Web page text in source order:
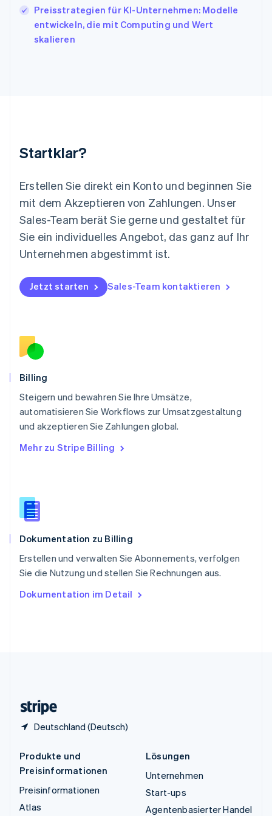
Preisstrategien für KI-Unternehmen: Modelle
entwickeln, die mit Computing und Wert
skalieren
Startklar?
Erstellen Sie direkt ein Konto und beginnen Sie
mit dem Akzeptieren von Zahlungen. Unser
Sales-Team berät Sie gerne und gestaltet für
Sie ein individuelles Angebot, das ganz auf Ihr
Unternehmen abgestimmt ist.
Jetzt starten Sales-Team kontaktieren
Billing
Steigern und bewahren Sie Ihre Umsätze,
automatisieren Sie Workflows zur Umsatzgestaltung
und akzeptieren Sie Zahlungen global.
Mehr zu Stripe Billing
Dokumentation zu Billing
Erstellen und verwalten Sie Abonnements, verfolgen
Sie die Nutzung und stellen Sie Rechnungen aus.
Dokumentation im Detail
Deutschland (Deutsch)
English
Liechtenstein
DeutschEnglish
Mexiko
English
Niederlande
Nederlands English
Norwegen
English
Österreich
Polen
English
Portugal
Schweden
Svenska
Schweiz
Deutsch
Singapur
English简体中文
Slowakei
English
Slowenien
English
Spanien
Thailand
Tschechische Republik
English
English
Produkte und
Preisinformationen
Preisinformationen
Atlas
Lösungen
Unternehmen
Start-ups
Agentenbasierter Handel